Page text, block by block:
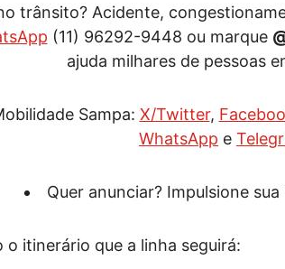
trânsito? Acidente,
(11) 96292-9448 ou marque
ajuda milhares de pessoas
Sampa: X/Twitter,
WhatsApp e
Quer anunciar? Impulsione sua
o itinerário que a linha seguirá: